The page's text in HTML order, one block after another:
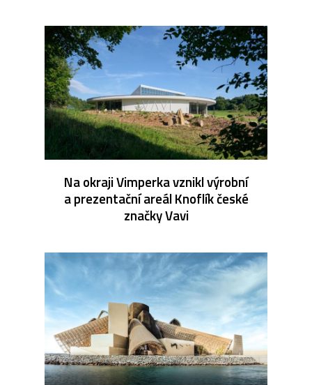
Na okraji Vimperka vznikl výrobní
a prezentační areál Knoflík české
značky Vavi